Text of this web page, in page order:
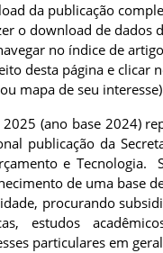
da publicação
o download de dados
no índice de
desta página e clicar
mapa de seu interesse)
(ano base 2024)
publicação da
e Tecnologia.
de uma base
procurando
estudos
particulares em